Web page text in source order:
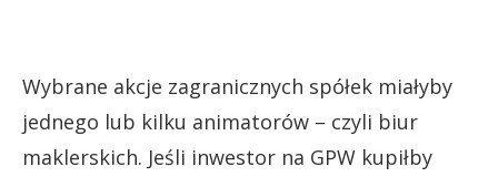
Wybrane akcje zagranicznych spółek miałyby
jednego lub kilku animatorów – czyli biur
maklerskich. Jeśli inwestor na GPW kupiłby